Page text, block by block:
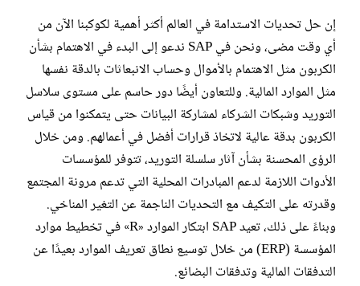
إن حل تحديات الاستدامة في العالم أكثر أهمية لكوكبنا الآن من
أي وقت مضى، ونحن في SAP ندعو إلى البدء في الاهتمام بشأن
الكربون مثل الاهتمام بالأموال وحساب الانبعاثات بالدقة نفسها
مثل الموارد المالية. وللتعاون أيضًا دور حاسم على مستوى سلاسل
التوريد وشبكات الشركاء لمشاركة البيانات حتى يتمكنوا من قياس
الكربون بدقة عالية لاتخاذ قرارات أفضل في أعمالهم. ومن خلال
الرؤى المحسنة بشأن آثار سلسلة التوريد، تتوفر للمؤسسات
الأدوات اللازمة لدعم المبادرات المحلية التي تدعم مرونة المجتمع
وقدرته على التكيف مع التحديات الناجمة عن التغير المناخي.
وبناءً على ذلك، تعيد SAP ابتكار الموارد «R» في تخطيط موارد
المؤسسة (ERP) من خلال توسيع نطاق تعريف الموارد بعيدًا عن
التدفقات المالية وتدفقات البضائع.